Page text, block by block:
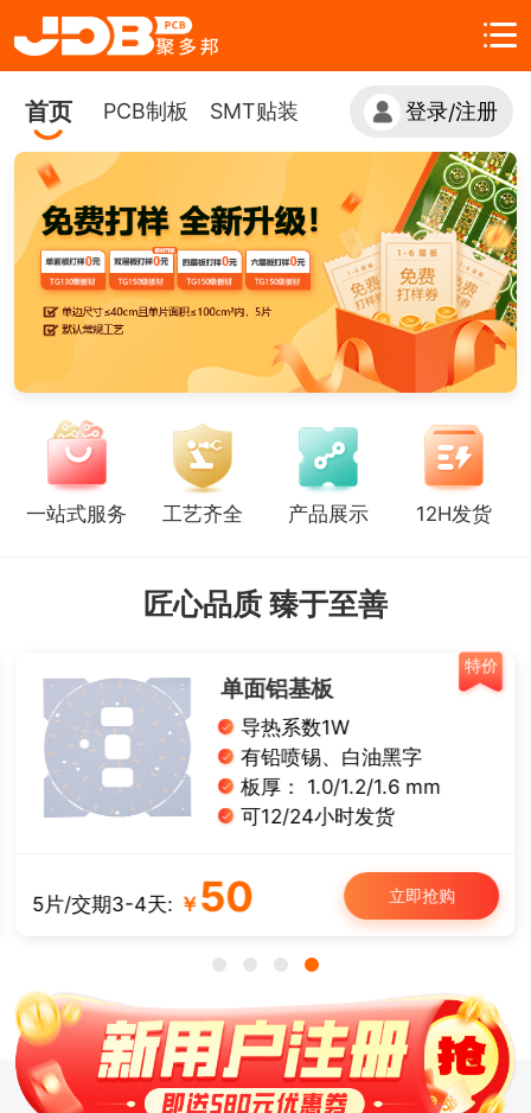
首页 PCB制板 SMT贴装 登录/注册
一站式服务 工艺齐全 产品展示 12H发货
匠心品质 臻于至善
特价
单面铝基板
导热系数1W
有铅喷锡、白油黑字
板厚： 1.0/1.2/1.6 mm
可12/24小时发货
5片/交期3-4天: ￥ 50 立即抢购